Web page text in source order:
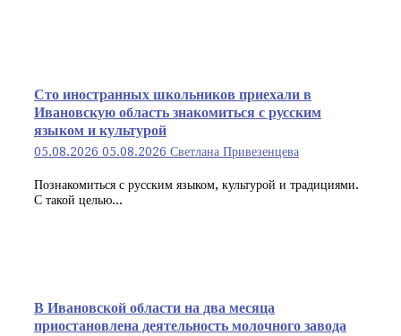
Сто иностранных школьников приехали в
Ивановскую область знакомиться с русским
языком и культурой
05.08.2026 05.08.2026 Светлана Привезенцева
Познакомиться с русским языком, культурой и традициями.
С такой целью...
В Ивановской области на два месяца
приостановлена деятельность молочного завода